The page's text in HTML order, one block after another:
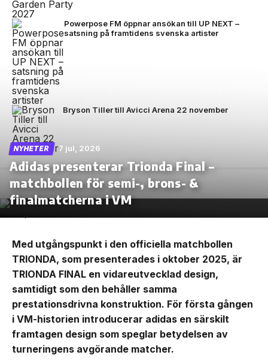
Powerpose FM öppnar ansökan till UP NEXT –
satsning på framtidens svenska artister
Bryson Tiller till Avicci Arena 22 november
NYHETER 7 jul, 2026
Adidas presenterar Trionda Final –
matchbollen för semi-, brons- &
finalmatcherna i VM
Med utgångspunkt i den officiella matchbollen
TRIONDA, som presenterades i oktober 2025, är
TRIONDA FINAL en vidareutvecklad design,
samtidigt som den behåller samma
prestationsdrivna konstruktion. För första gången
i VM-historien introducerar adidas en särskilt
framtagen design som speglar betydelsen av
turneringens avgörande matcher.